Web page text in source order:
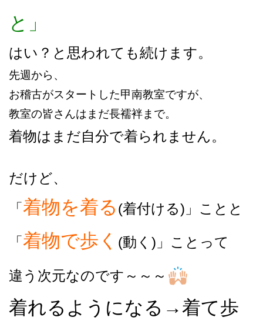
と」
はい？と思われても続けます。
先週から、
お稽古がスタートした甲南教室ですが、
教室の皆さんはまだ長襦袢まで。
着物はまだ自分で着られません。
だけど、
「 着物を着る (着付ける)」ことと
「 着物で歩く (動く)」ことって
違う次元なのです～～～
着れるようになる→着て歩